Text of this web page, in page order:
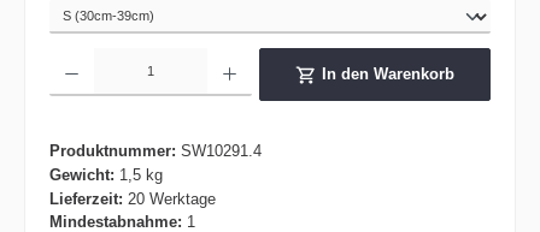
In den Warenkorb
Produktnummer: SW10291.4
Gewicht: 1,5 kg
Lieferzeit: 20 Werktage
Mindestabnahme: 1